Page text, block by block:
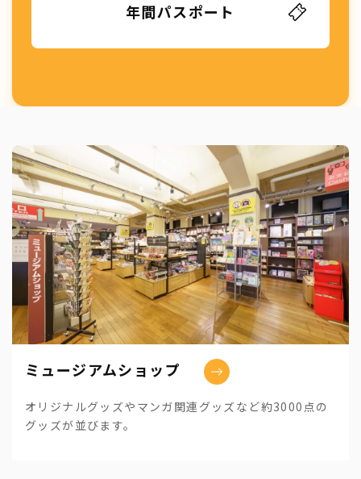
年間パスポート
ミュージアムショップ
オリジナルグッズやマンガ関連グッズなど約3000点の
グッズが並びます。